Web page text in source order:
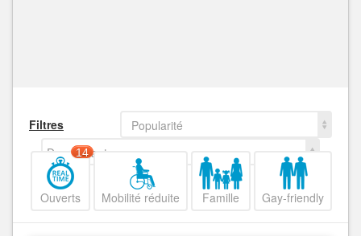
Filtres
Popularité
Decroissant
Ouverts
14
Mobilité réduite Famille Gay-friendly